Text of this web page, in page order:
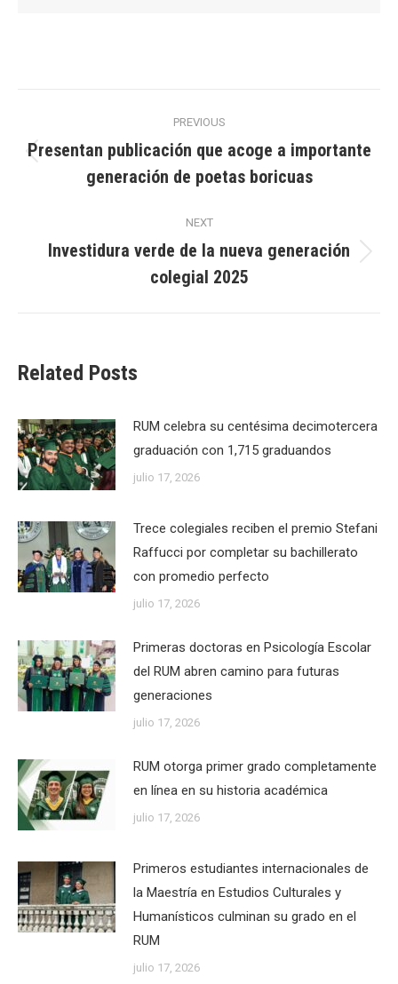
navigation
PREVIOUS
Previous
post:
Presentan publicación que acoge a importante
generación de poetas boricuas
NEXT
Next
post:
Investidura verde de la nueva generación
colegial 2025
Related Posts
RUM celebra su centésima decimotercera
graduación con 1,715 graduandos
julio 17, 2026
Trece colegiales reciben el premio Stefani
Raffucci por completar su bachillerato
con promedio perfecto
julio 17, 2026
Primeras doctoras en Psicología Escolar
del RUM abren camino para futuras
generaciones
julio 17, 2026
RUM otorga primer grado completamente
en línea en su historia académica
julio 17, 2026
Primeros estudiantes internacionales de
la Maestría en Estudios Culturales y
Humanísticos culminan su grado en el
RUM
julio 17, 2026